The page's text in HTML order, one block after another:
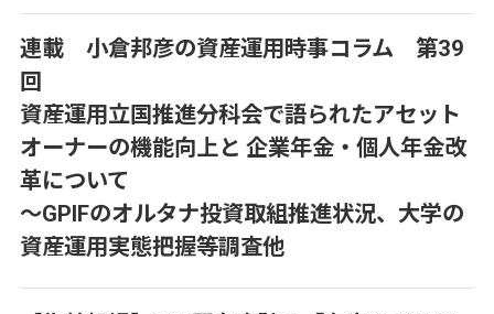
連載 小倉邦彦の資産運用時事コラム 第39
回
資産運用立国推進分科会で語られたアセット
オーナーの機能向上と 企業年金・個人年金改
革について
～GPIFのオルタナ投資取組推進状況、大学の
資産運用実態把握等調査他